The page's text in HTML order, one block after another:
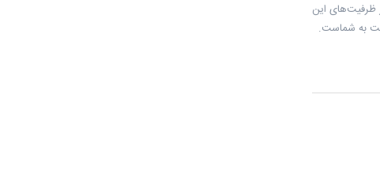
ظرفیت‌های این
به شماست.